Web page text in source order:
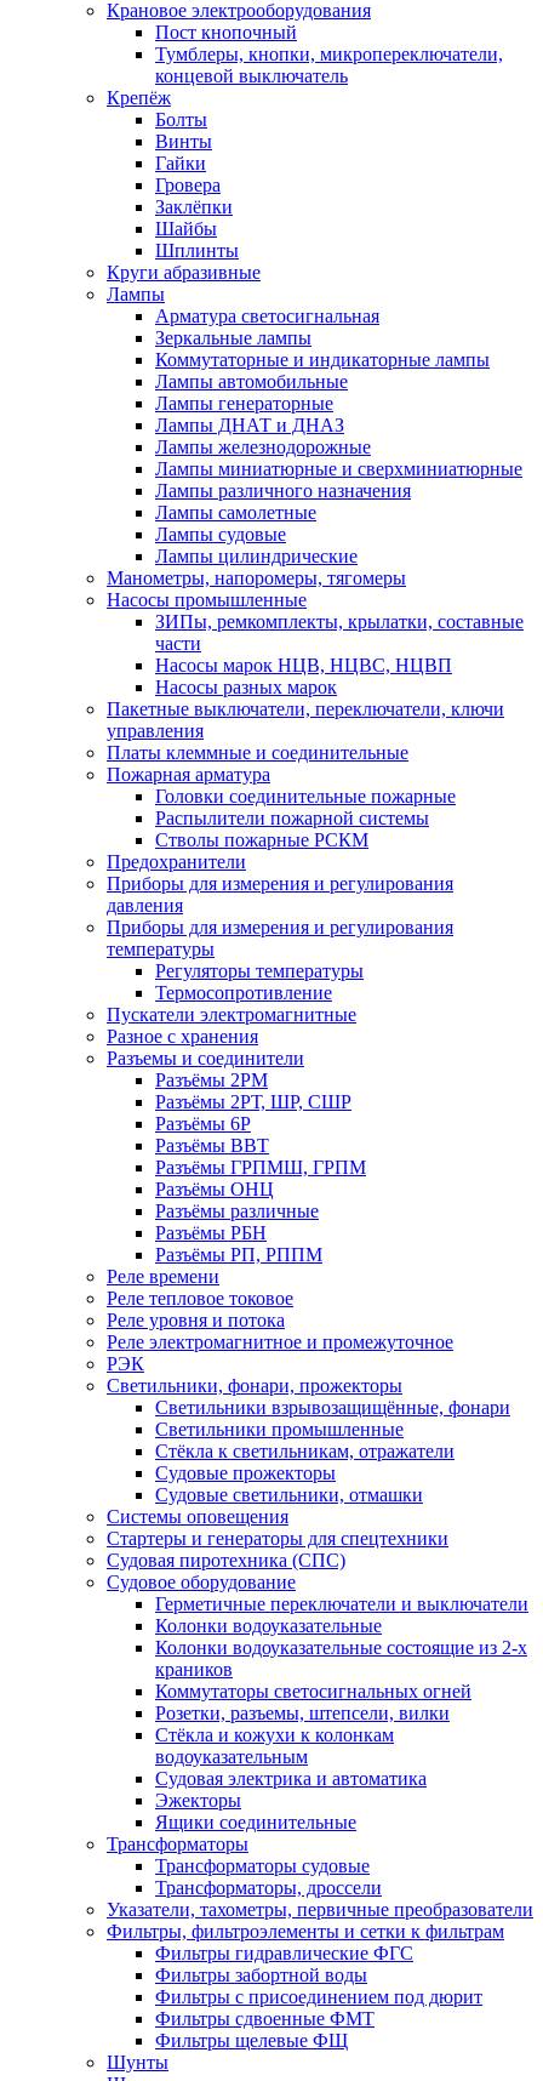
Крановое электрооборудования
Пост кнопочный
Тумблеры, кнопки, микропереключатели,
концевой выключатель
Крепёж
Болты
Винты
Гайки
Гровера
Заклёпки
Шайбы
Шплинты
Круги абразивные
Лампы
Арматура светосигнальная
Зеркальные лампы
Коммутаторные и индикаторные лампы
Лампы автомобильные
Лампы генераторные
Лампы ДНАТ и ДНАЗ
Лампы железнодорожные
Лампы миниатюрные и сверхминиатюрные
Лампы различного назначения
Лампы самолетные
Лампы судовые
Лампы цилиндрические
Манометры, напоромеры, тягомеры
Насосы промышленные
ЗИПы, ремкомплекты, крылатки, составные
части
Насосы марок НЦВ, НЦВС, НЦВП
Насосы разных марок
Пакетные выключатели, переключатели, ключи
управления
Платы клеммные и соединительные
Пожарная арматура
Головки соединительные пожарные
Распылители пожарной системы
Стволы пожарные РСКМ
Предохранители
Приборы для измерения и регулирования
давления
Приборы для измерения и регулирования
температуры
Регуляторы температуры
Термосопротивление
Пускатели электромагнитные
Разное с хранения
Разъемы и соединители
Разъёмы 2РМ
Разъёмы 2РТ, ШР, СШР
Разъёмы 6Р
Разъёмы ВВТ
Разъёмы ГРПМШ, ГРПМ
Разъёмы ОНЦ
Разъёмы различные
Разъёмы РБН
Разъёмы РП, РППМ
Реле времени
Реле тепловое токовое
Реле уровня и потока
Реле электромагнитное и промежуточное
РЭК
Светильники, фонари, прожекторы
Светильники взрывозащищённые, фонари
Светильники промышленные
Стёкла к светильникам, отражатели
Судовые прожекторы
Судовые светильники, отмашки
Системы оповещения
Стартеры и генераторы для спецтехники
Судовая пиротехника (СПС)
Судовое оборудование
Герметичные переключатели и выключатели
Колонки водоуказательные
Колонки водоуказательные состоящие из 2-х
краников
Коммутаторы светосигнальных огней
Розетки, разъемы, штепсели, вилки
Стёкла и кожухи к колонкам
водоуказательным
Судовая электрика и автоматика
Эжекторы
Ящики соединительные
Трансформаторы
Трансформаторы судовые
Трансформаторы, дроссели
Указатели, тахометры, первичные преобразователи
Фильтры, фильтроэлементы и сетки к фильтрам
Фильтры гидравлические ФГС
Фильтры забортной воды
Фильтры с присоединением под дюрит
Фильтры сдвоенные ФМТ
Фильтры щелевые ФЩ
Шунты